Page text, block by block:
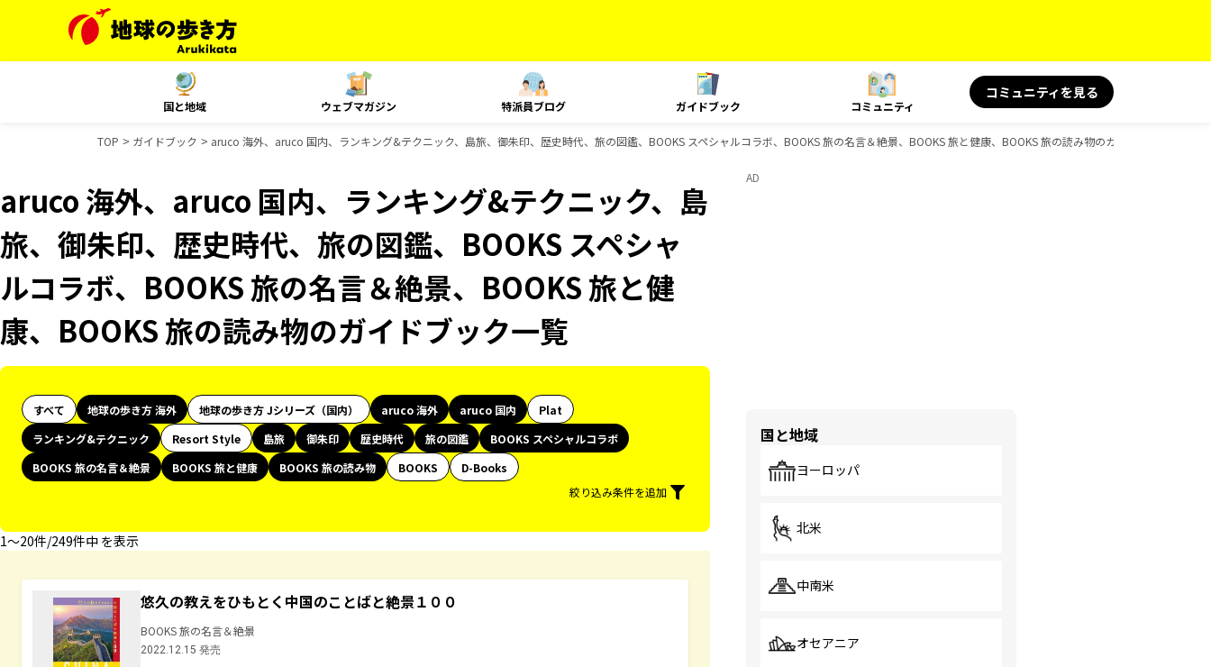
国と地域 ウェブマガジン 特派員ブログ ガイドブック コミュニティ
コミュニティを見る
TOP ガイドブック aruco 海外、aruco 国内、ランキング&テクニック、島旅、御朱印、歴史時代、旅の図鑑、BOOKS スペシャルコラボ、BOOKS 旅の名言＆絶景、BOOKS 旅と健康、BOOKS 旅の読み物のガイドブック一覧
aruco 海外、aruco 国内、ランキング&テクニック、島
旅、御朱印、歴史時代、旅の図鑑、BOOKS スペシャ
ルコラボ、BOOKS 旅の名言＆絶景、BOOKS 旅と健
康、BOOKS 旅の読み物のガイドブック一覧
すべて 地球の歩き方 海外 地球の歩き方 Jシリーズ（国内） aruco 海外 aruco 国内
Plat
ランキング&テクニック
Resort Style 島旅 御朱印 歴史時代 旅の図鑑
BOOKS スペシャルコラボ
BOOKS 旅の名言＆絶景
BOOKS 旅と健康 BOOKS 旅の読み物 BOOKS
D-Books
絞り込み条件を追加
1〜20件/249件中 を表示
悠久の教えをひもとく中国のことばと絶景１００
BOOKS 旅の名言＆絶景
2022.12.15 発売
AD
国と地域
ヨーロッパ
北米
中南米
オセアニア